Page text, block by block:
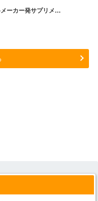
ーカー発サプリメ…